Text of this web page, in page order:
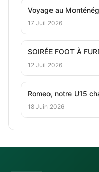
Voyage au
17 Juil 2026
SOIRÉE FOOT À
12 Juil 2026
Romeo, notre U15
18 Juin 2026